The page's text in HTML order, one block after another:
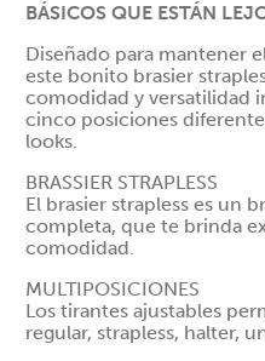
BÁSICOS QUE ESTÁN
Diseñado para mantener
este bonito brasier
comodidad y versatilidad
cinco posiciones
looks.
BRASSIER STRAPLESS
El brasier strapless es un
completa, que te brinda
comodidad.
MULTIPOSICIONES
Los tirantes ajustables
regular, strapless, halter,